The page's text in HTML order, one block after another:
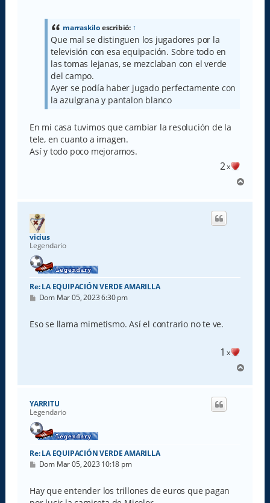
marraskiloescribió: ↑
Que mal se distinguen los jugadores por la
televisión con esa equipación. Sobre todo en
las tomas lejanas, se mezclaban con el verde
del campo.
Ayer se podía haber jugado perfectamente con
la azulgrana y pantalon blanco
En mi casa tuvimos que cambiar la resolución de la
tele, en cuanto a imagen.
Así y todo poco mejoramos.
2x
r
vicius
Legendario
Re: LA EQUIPACIÓN VERDE AMARILLA
M
s
a
Dom Mar 05, 2023 6:30 pm
Eso se llama mimetismo. Así el contrario no te ve.
1 x
r
YARRITU
Legendario
Re: LA EQUIPACIÓN VERDE AMARILLA
M
s
a
Dom Mar 05, 2023 10:18 pm
Hay que entender los trillones de euros que pagan